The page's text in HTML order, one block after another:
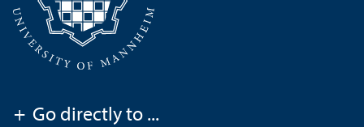
+ Go directly to ...